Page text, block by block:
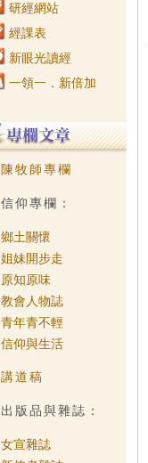
研經網站
經課表
新眼光讀經
一領一．新倍加
陳牧師專欄
信仰專欄：
鄉土關懷
姐妹開步走
原知原味
教會人物誌
青年青不輕
信仰與生活
講道稿
出版品與雜誌：
女宣雜誌